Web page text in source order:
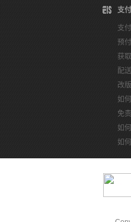
支
支
预
获
配
改
如
免
如
如